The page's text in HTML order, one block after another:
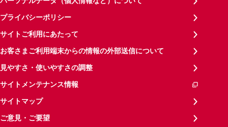
プライバシーポリシー
サイトご利用にあたって
お客さまご利用端末からの情報の外部送信について
見やすさ・使いやすさの調整
サイトメンテナンス情報
サイトマップ
ご意見・ご要望